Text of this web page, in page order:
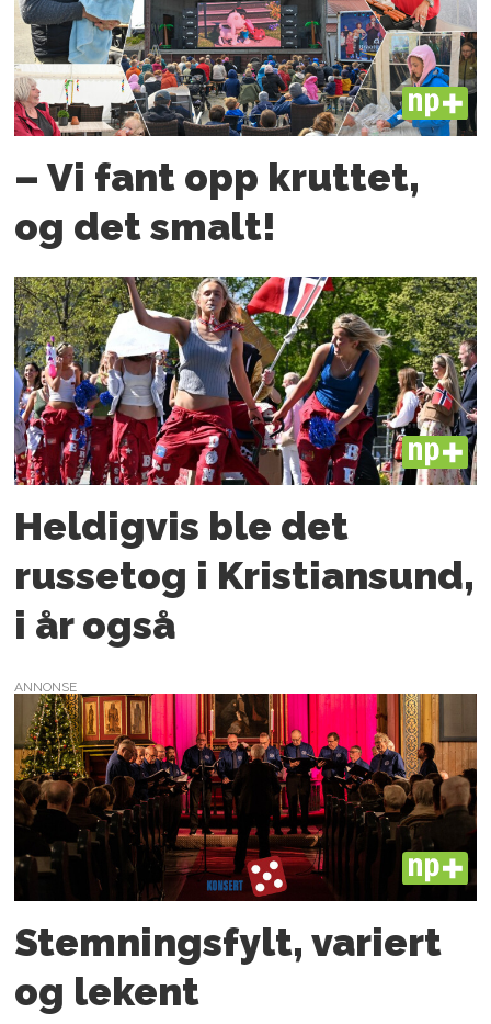
PLUS
– Vi fant opp kruttet,
og det smalt!
PLUS
Heldigvis ble det
russetog i Kristiansund,
i år også
ANNONSE
PLUS
Stemningsfylt, variert
og lekent